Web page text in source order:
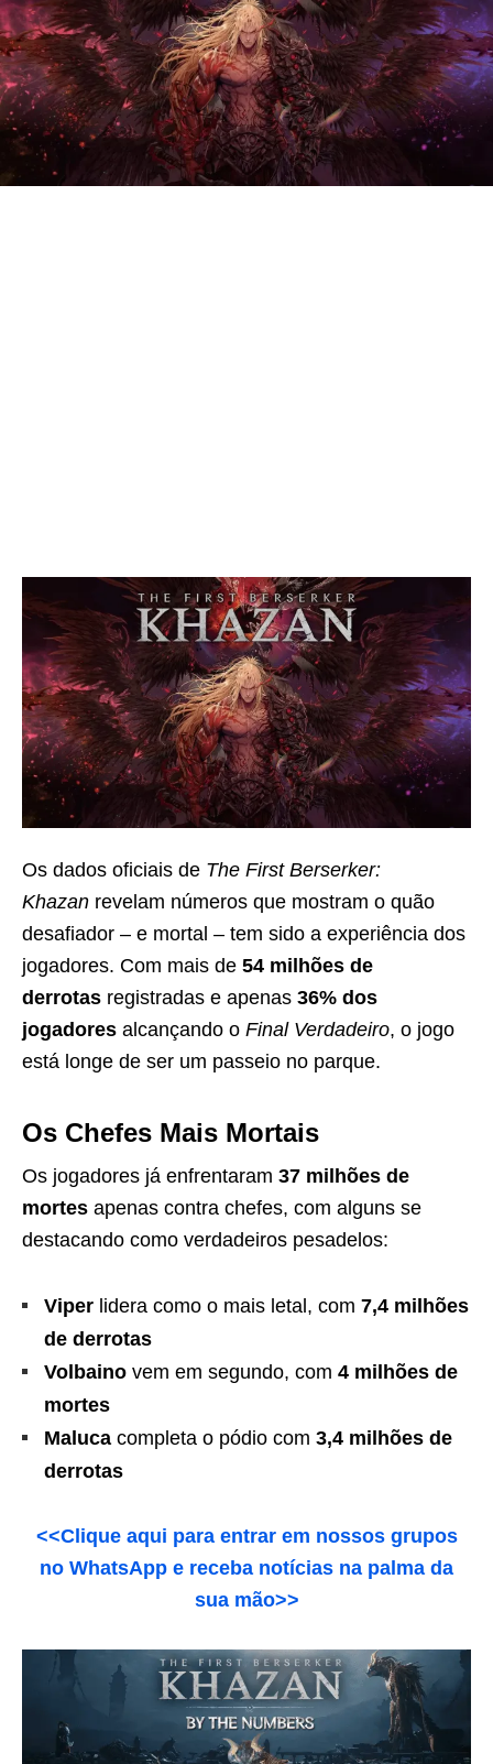
Os dados oficiais de The First Berserker:
Khazan revelam números que mostram o quão
desafiador – e mortal – tem sido a experiência dos
jogadores. Com mais de 54 milhões de
derrotas registradas e apenas 36% dos
jogadores alcançando o Final Verdadeiro, o jogo
está longe de ser um passeio no parque.
Os Chefes Mais Mortais
Os jogadores já enfrentaram 37 milhões de
mortes apenas contra chefes, com alguns se
destacando como verdadeiros pesadelos:
Viper lidera como o mais letal, com 7,4 milhões
de derrotas
Volbaino vem em segundo, com 4 milhões de
mortes
Maluca completa o pódio com 3,4 milhões de
derrotas
<<Clique aqui para entrar em nossos grupos
no WhatsApp e receba notícias na palma da
sua mão>>